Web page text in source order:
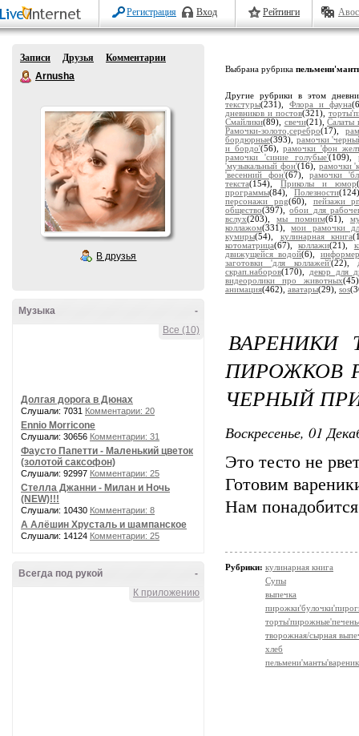
Регистрация Вход Рейтинги
Записи Друзья
Комментарии
Arnusha
В друзья
-
Музыка
Все (10)
Долгая дорога в Дюнах
Слушали: 7031 Комментарии: 20
Ennio Morricone
Слушали: 30656 Комментарии: 31
Фаусто Папетти - Маленький цветок
(золотой саксофон)
Слушали: 92997 Комментарии: 25
Стелла Джанни - Милан и Ночь
(NEW)!!!
Слушали: 10430 Комментарии: 8
А Алёшин Хрусталь и шампанское
Слушали: 14124 Комментарии: 25
-
Всегда под рукой
К приложению
Выбрана рубрика
Другие рубрики в этом
текстуры(231), Флора и фауна
дневников и постов(321),
Смайлики(89), свечи(21),Салаты
Рамочки-золото,серебро(17),
бордюрные(393), рамочки
и бордо'(56),рамочки 'фон
рамочки 'синие голубые'(109),
'музыкальный фон'(16), рамочки
'весенний фон'(67),рамочки
текста(154), Приколы и юмор
программы(84),Полезности
персонажи png(60), пейзажи
общество(397),обои для
вслух(203),мы помним(61),
коллажом(331),мои рамочки
кумиры(54), кулинарная книга
котоматрица(67),коллажи(21),
движущейся водой(6),
заготовки 'для коллажей'(22),
скрап.наборов(170), декор для
видеоролики про животных
анимация(462), аватары(29), sos
ВАРЕНИКИ
ПИРОЖКОВ
ЧЕРНЫЙ
Воскресенье, 01
Это тесто не
Готовим
Нам
Рубрики: кулинарная книга
Супы
выпечка
творожная/сырная
хлеб